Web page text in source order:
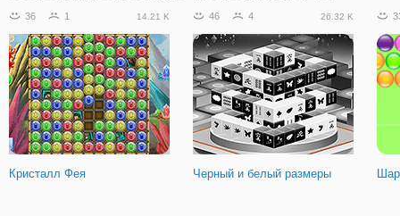
36 1 14.21 K
Кристалл Фея
46 4 26.32 K
Черный и белый размеры